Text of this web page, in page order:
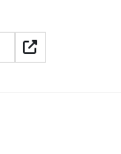
цветных
рабочей